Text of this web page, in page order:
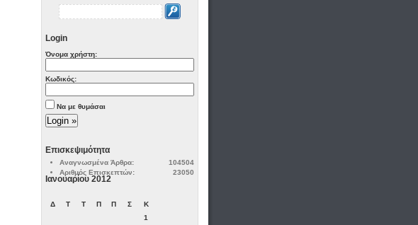
Login
Όνομα χρήστη:
Κωδικός:
Να με θυμάσαι
Επισκεψιμότητα
104504
Αναγνωσμένα Άρθρα:
23050
Αριθμός Επισκεπτών:
Ιανουαρίου 2012
Δ Τ Τ Π Π Σ
Κ
1